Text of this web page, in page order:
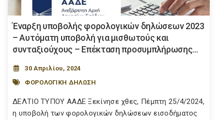
Έναρξη υποβολής φορολογικών δηλώσεων 2023
– Αυτόματη υποβολή για μισθωτούς και
συνταξιούχους – Επέκταση προσυμπλήρωσης...
30 Απριλίου, 2024
ΦΟΡΟΛΟΓΙΚΗ ΔΗΛΩΣΗ
ΔΕΛΤΙΟ ΤΥΠΟΥ ΑΑΔΕ Ξεκίνησε χθες, Πέμπτη 25/4/2024,
η υποβολή των φορολογικών δηλώσεων εισοδήματος